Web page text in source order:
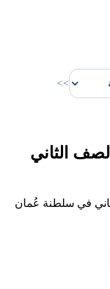
>>
الثاني
في سلطنة عُمان